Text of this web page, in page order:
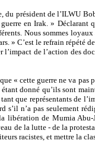
président de l’ILWU
en Irak. »
Nous sommes
» C’est le refrain
l’impact de l’action des
« cette guerre ne va
donné qu’ils sont
que représentants de
s’il n’a pas seulement
libération de Mumia
de la lutte - de la
racistes, et mettre la